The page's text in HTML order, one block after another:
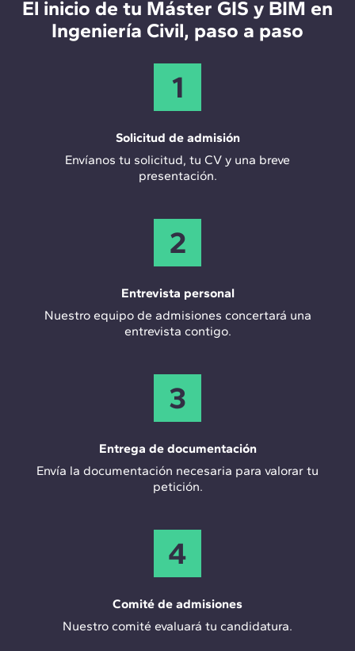
El inicio de tu Máster GIS y BIM en
Ingeniería Civil, paso a paso
1
Solicitud de admisión
Envíanos tu solicitud, tu CV y una breve
presentación.
2
Entrevista personal
Nuestro equipo de admisiones concertará una
entrevista contigo.
3
Entrega de documentación
Envía la documentación necesaria para valorar tu
petición.
4
Comité de admisiones
Nuestro comité evaluará tu candidatura.